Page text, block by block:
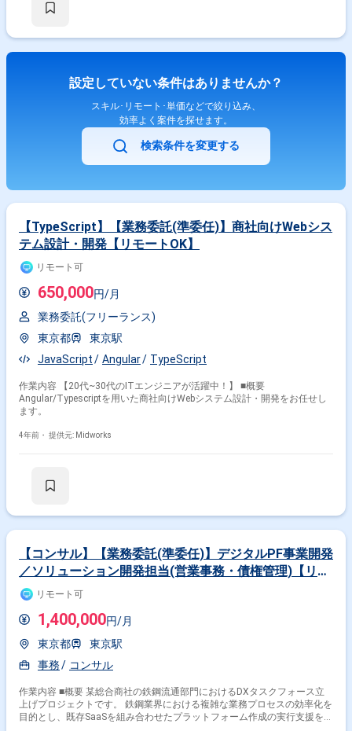
設定していない条件はありませんか？
スキル･リモート･単価などで絞り込み、
効率よく案件を探せます。
検索条件を変更する
【TypeScript】【業務委託(準委任)】商社向けWebシス
テム設計・開発【リモートOK】
リモート可
650,000円/月
業務委託(フリーランス)
東京都
東京駅
JavaScript
Angular TypeScript
作業内容 【20代~30代のITエンジニアが活躍中！】 ■概要
Angular/Typescriptを用いた商社向けWebシステム設計・開発をお任せし
ます。
4年前・ 提供元: Midworks
【コンサル】【業務委託(準委任)】デジタルPF事業開発
／ソリューション開発担当(営業事務・債権管理)【リモ
ートOK】
リモート可
1,400,000円/月
東京都
東京駅
事務
コンサル
作業内容 ■概要 某総合商社の鉄鋼流通部門におけるDXタスクフォース立
上げプロジェクトです。 鉄鋼業界における複雑な業務プロセスの効率化を
目的とし、既存SaaSを組み合わせたプラットフォーム作成の実行支援を行